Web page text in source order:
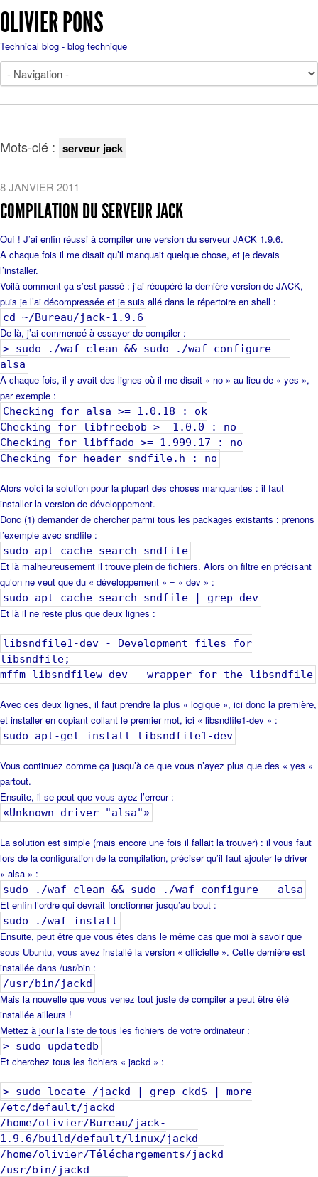
OLIVIER PONS
Technical blog - blog technique
Mots-clé : serveur jack
8 JANVIER 2011
COMPILATION DU SERVEUR JACK
Ouf ! J’ai enfin réussi à compiler une version du serveur JACK 1.9.6.
A chaque fois il me disait qu’il manquait quelque chose, et je devais
l’installer.
Voilà comment ça s’est passé : j’ai récupéré la dernière version de JACK,
puis je l’ai décompressée et je suis allé dans le répertoire en shell :
cd ~/Bureau/jack-1.9.6
De là, j’ai commencé à essayer de compiler :
> sudo ./waf clean && sudo ./waf configure --
alsa
A chaque fois, il y avait des lignes où il me disait « no » au lieu de « yes »,
par exemple :
Checking for alsa >= 1.0.18 : ok
Checking for libfreebob >= 1.0.0 : no
Checking for libffado >= 1.999.17 : no
Checking for header sndfile.h : no
Alors voici la solution pour la plupart des choses manquantes : il faut
installer la version de développement.
Donc (1) demander de chercher parmi tous les packages existants : prenons
l’exemple avec sndfile :
sudo apt-cache search sndfile
Et là malheureusement il trouve plein de fichiers. Alors on filtre en précisant
qu’on ne veut que du « développement » = « dev » :
sudo apt-cache search sndfile | grep dev
Et là il ne reste plus que deux lignes :
libsndfile1-dev - Development files for
libsndfile;
mffm-libsndfilew-dev - wrapper for the libsndfile
Avec ces deux lignes, il faut prendre la plus « logique », ici donc la première,
et installer en copiant collant le premier mot, ici « libsndfile1-dev » :
sudo apt-get install libsndfile1-dev
Vous continuez comme ça jusqu’à ce que vous n’ayez plus que des « yes »
partout.
Ensuite, il se peut que vous ayez l’erreur :
«Unknown driver "alsa"»
La solution est simple (mais encore une fois il fallait la trouver) : il vous faut
lors de la configuration de la compilation, préciser qu’il faut ajouter le driver
« alsa » :
sudo ./waf clean && sudo ./waf configure --alsa
Et enfin l’ordre qui devrait fonctionner jusqu’au bout :
sudo ./waf install
Ensuite, peut être que vous êtes dans le même cas que moi à savoir que
sous Ubuntu, vous avez installé la version « officielle ». Cette dernière est
installée dans /usr/bin :
/usr/bin/jackd
Mais la nouvelle que vous venez tout juste de compiler a peut être été
installée ailleurs !
Mettez à jour la liste de tous les fichiers de votre ordinateur :
> sudo updatedb
Et cherchez tous les fichiers « jackd » :
> sudo locate /jackd | grep ckd$ | more
/etc/default/jackd
/home/olivier/Bureau/jack-
1.9.6/build/default/linux/jackd
/home/olivier/Téléchargements/jackd
/usr/bin/jackd